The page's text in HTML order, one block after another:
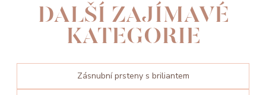
DALŠÍ ZAJÍMAVÉ
KATEGORIE
Zásnubní prsteny s briliantem